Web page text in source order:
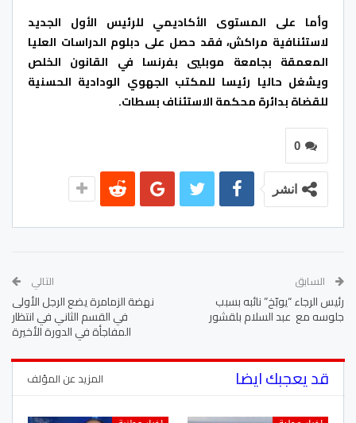
وأما على المستوى الأكاديمي للرئيس الأول الجديد
لاستئنافية مراكش، فقد حصل على دبلوم الدراسات العليا
المعمقة بجامعة موبليي بفرنسا في القانون الخلص
ويشغل حاليا رئيسا للمكتب الجهوي الودادية الحسنية
للقضاة بدائرة محكمة الاستئناف بسطات.
0
انشر
السابق
رئيس الرجاء “يوبّخ” نائبه بسبب
جلوسه مع عبد السلام بلقشور
التالي
نهضة الزمامرة يضع الرجل الأولى
في القسم الثاني في انتظار
المفاجأة في الدورة الأخيرة
قد يعجبك ايضا المزيد عن المؤلف